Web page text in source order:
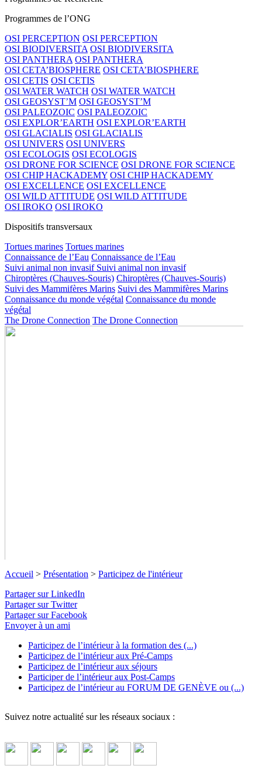
Programmes de l’ONG
OSI PERCEPTION OSI PERCEPTION
OSI BIODIVERSITA OSI BIODIVERSITA
OSI PANTHERA OSI PANTHERA
OSI CETA’BIOSPHERE OSI CETA’BIOSPHERE
OSI CETIS OSI CETIS
OSI WATER WATCH OSI WATER WATCH
OSI GEOSYST’M OSI GEOSYST’M
OSI PALEOZOIC OSI PALEOZOIC
OSI EXPLOR’EARTH OSI EXPLOR’EARTH
OSI GLACIALIS OSI GLACIALIS
OSI UNIVERS OSI UNIVERS
OSI ECOLOGIS OSI ECOLOGIS
OSI DRONE FOR SCIENCE OSI DRONE FOR SCIENCE
OSI CHIP HACKADEMY OSI CHIP HACKADEMY
OSI EXCELLENCE OSI EXCELLENCE
OSI WILD ATTITUDE OSI WILD ATTITUDE
OSI IROKO OSI IROKO
Dispositifs transversaux
Tortues marines Tortues marines
Connaissance de l’Eau Connaissance de l’Eau
Suivi animal non invasif Suivi animal non invasif
Chiroptères (Chauves-Souris) Chiroptères (Chauves-Souris)
Suivi des Mammifères Marins Suivi des Mammifères Marins
Connaissance du monde végétal Connaissance du monde
végétal
The Drone Connection The Drone Connection
Participez de l'intérieur
Les participants aux séjours OSI peuvent assister aux
différentes réunions internes de l'association.↓ Lire le descriptif
détaillé plus bas ↓
Accueil > Présentation > Participez de l'intérieur
Partager sur LinkedIn
Partager sur Twitter
Partager sur Facebook
Envoyer à un ami
Participez de l’intérieur à la formation des (...)
Participez de l’intérieur aux Pré-Camps
Participez de l’intérieur aux séjours
Participer de l’intérieur aux Post-Camps
Participez de l’intérieur au FORUM DE GENÈVE ou (...)
Suivez notre actualité sur les réseaux sociaux :